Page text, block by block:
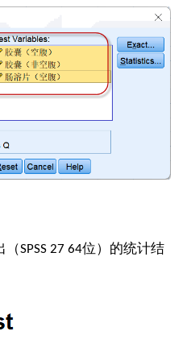
SPSS 27 64位）的统计结